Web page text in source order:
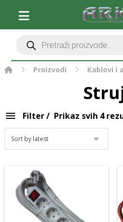
Proizvodi Kablovi i
Filter Prikaz svih 4
Stolna računala
Monitori i oprema
Komponente
Periferija računala
Pohrana podataka
Software
Gaming i zabava
Mrežna oprema
Foto, video i oprema
Baterije i punjači
Kablovi i adapteri
Micro USB